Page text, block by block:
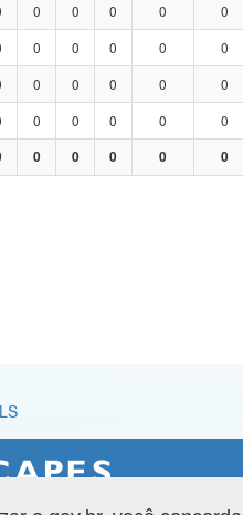
0 0 0 0 0
0 0 0 0 0
0 0 0 0 0
0 0 0 0 0
0 0 0 0 0